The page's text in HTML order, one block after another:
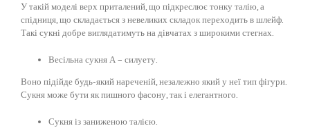
У такій моделі верх приталений, що підкреслює тонку талію, а
спідниця, що складається з невеликих складок переходить в шлейф.
Такі сукні добре виглядатимуть на дівчатах з широкими стегнах.
Весільна сукня А – силуету.
Воно підійде будь-який нареченій, незалежно який у неї тип фігури.
Сукня може бути як пишного фасону, так і елегантного.
Сукня із заниженою талією.